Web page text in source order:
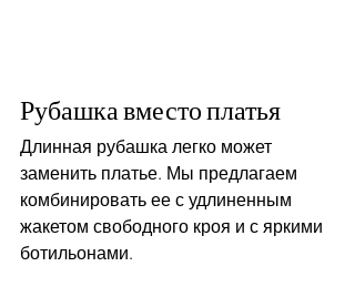
Рубашка вместо платья
Длинная рубашка легко может
заменить платье. Мы предлагаем
комбинировать ее с удлиненным
жакетом свободного кроя и с яркими
ботильонами.